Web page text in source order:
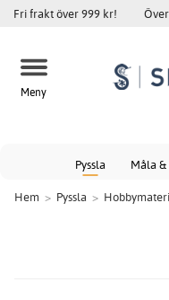
Fri frakt över 999 kr! Över
Meny
Pyssla Måla &
Hem > Pyssla >